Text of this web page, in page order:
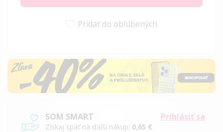
Pridať do obľúbených
Prihlásiť sa
SOM SMART
Získaj späť na ďalší nákup: 0,65 €